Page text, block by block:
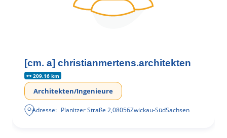
[cm. a] christianmertens.architekten
209.16 km
Architekten/Ingenieure
Adresse: Planitzer Straße 2,08056Zwickau-SüdSachsen